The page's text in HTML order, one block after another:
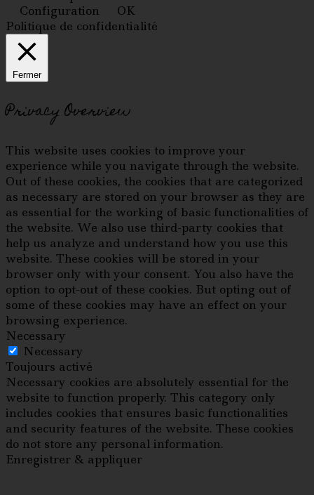
Configuration
OK
Politique de confidentialité
Fermer
Privacy Overview
This website uses cookies to improve your
experience while you navigate through the website.
Out of these cookies, the cookies that are categorized
as necessary are stored on your browser as they are
as essential for the working of basic functionalities of
the website. We also use third-party cookies that
help us analyze and understand how you use this
website. These cookies will be stored in your
browser only with your consent. You also have the
option to opt-out of these cookies. But opting out of
some of these cookies may have an effect on your
browsing experience.
Necessary
Necessary
Toujours activé
Necessary cookies are absolutely essential for the
website to function properly. This category only
includes cookies that ensures basic functionalities
and security features of the website. These cookies
do not store any personal information.
Enregistrer & appliquer